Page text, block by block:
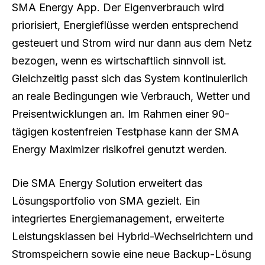
SMA Energy App. Der Eigenverbrauch wird
priorisiert, Energieflüsse werden entsprechend
gesteuert und Strom wird nur dann aus dem Netz
bezogen, wenn es wirtschaftlich sinnvoll ist.
Gleichzeitig passt sich das System kontinuierlich
an reale Bedingungen wie Verbrauch, Wetter und
Preisentwicklungen an. Im Rahmen einer 90-
tägigen kostenfreien Testphase kann der SMA
Energy Maximizer risikofrei genutzt werden.
Die SMA Energy Solution erweitert das
Lösungsportfolio von SMA gezielt. Ein
integriertes Energiemanagement, erweiterte
Leistungsklassen bei Hybrid-Wechselrichtern und
Stromspeichern sowie eine neue Backup-Lösung